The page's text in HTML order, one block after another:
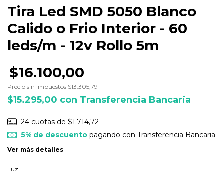
Tira Led SMD 5050 Blanco
Calido o Frio Interior - 60
leds/m - 12v Rollo 5m
$16.100,00
Precio sin impuestos $13.305,79
$15.295,00 con Transferencia Bancaria
24 cuotas de $1.714,72
5% de descuentopagando con Transferencia Bancaria
Ver más detalles
Luz